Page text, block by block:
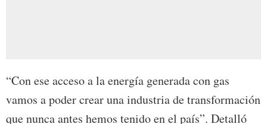
“Con ese acceso a la energía generada con gas
vamos a poder crear una industria de transformación
que nunca antes hemos tenido en el país”. Detalló